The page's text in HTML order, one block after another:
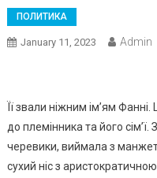
ПОЛИТИКА
January 11, 2023 Admin
Її звали ніжним ім’ям
до племінника та його сім’ї.
черевики, виймала з
сухий ніс з